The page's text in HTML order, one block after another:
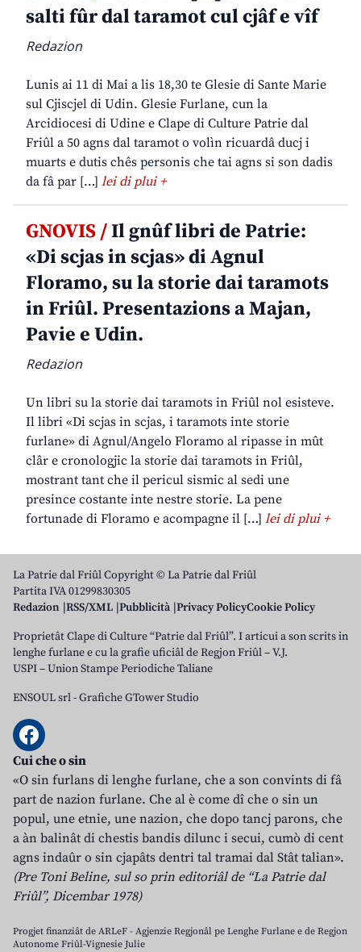
salti fûr dal taramot cul cjâf e vîf
Redazion
Lunis ai 11 di Mai a lis 18,30 te Glesie di Sante Marie
sul Cjiscjel di Udin. Glesie Furlane, cun la
Arcidiocesi di Udine e Clape di Culture Patrie dal
Friûl a 50 agns dal taramot o volìn ricuardâ ducj i
muarts e dutis chês personis che tai agns si son dadis
da fâ par […] lei di plui +
GNOVIS /Il gnûf libri de Patrie:
«Di scjas in scjas» di Agnul
Floramo, su la storie dai taramots
in Friûl. Presentazions a Majan,
Pavie e Udin.
Redazion
Un libri su la storie dai taramots in Friûl nol esisteve.
Il libri «Di scjas in scjas, i taramots inte storie
furlane» di Agnul/Angelo Floramo al ripasse in mût
clâr e cronologjic la storie dai taramots in Friûl,
mostrant tant che il pericul sismic al sedi une
presince costante inte nestre storie. La pene
fortunade di Floramo e acompagne il […] lei di plui +
La Patrie dal Friûl Copyright © La Patrie dal Friûl
Partita IVA 01299830305
Redazion RSS/XML Pubblicità Privacy PolicyCookie Policy
Proprietât Clape di Culture “Patrie dal Friûl”. I articui a son scrits in
lenghe furlane e cu la grafie uficiâl de Regjon Friûl – V.J.
USPI – Union Stampe Periodiche Taliane
ENSOUL srl-Grafiche GTower Studio
Cui che o sin
«O sin furlans di lenghe furlane, che a son convints di fâ
part de nazion furlane. Che al è come dî che o sin un
popul, une etnie, une nazion, che dopo tancj parons, che
a àn balinât di chestis bandis dilunc i secui, cumò di cent
agns indaûr o sin cjapâts dentri tal tramai dal Stât talian».
(Pre Toni Beline, sul so prin editoriâl de “La Patrie dal
Friûl”, Dicembar 1978)
Progjet finanziât de ARLeF - Agjenzie Regjonâl pe Lenghe Furlane e de Regjon
Autonome Friûl-Vignesie Julie